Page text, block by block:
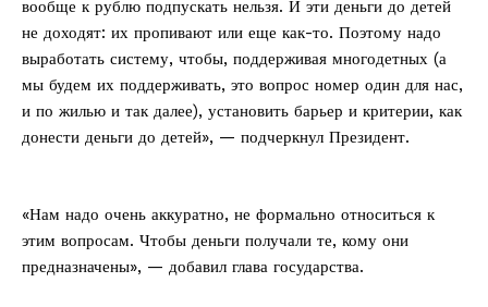
вообще к рублю подпускать нельзя. И эти деньги до детей
не доходят: их пропивают или еще как-то. Поэтому надо
выработать систему, чтобы, поддерживая многодетных (а
мы будем их поддерживать, это вопрос номер один для нас,
и по жилью и так далее), установить барьер и критерии, как
донести деньги до детей», — подчеркнул Президент.
«Нам надо очень аккуратно, не формально относиться к
этим вопросам. Чтобы деньги получали те, кому они
предназначены», — добавил глава государства.